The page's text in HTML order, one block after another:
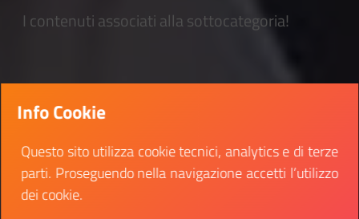
I contenuti associati alla sottocategoria!
Info Cookie
Questo sito utilizza cookie tecnici, analytics e di terze
parti. Proseguendo nella navigazione accetti l’utilizzo
dei cookie.